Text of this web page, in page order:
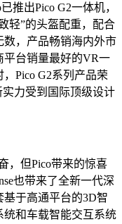
推出Pico G2一体机，
轻”的头盔配重，配合
，产品畅销海内外市
平台销量最好的VR一
Pico G2系列产品荣
实力受到国际顶级设计
，但Pico带来的惊喜
也带来了全新一代深
基于高通平台的3D智
和车载智能交互系统